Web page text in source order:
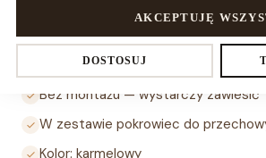
Wymiary: 100 x 200 cm
Maksymalne obciążenie: 120 kg
Bez montażu — wystarczy zawiesić
W zestawie pokrowiec do
Kolor: karmelowy
DOSTOSUJ
AKCEPTUJĘ
Ustawienia prywatności